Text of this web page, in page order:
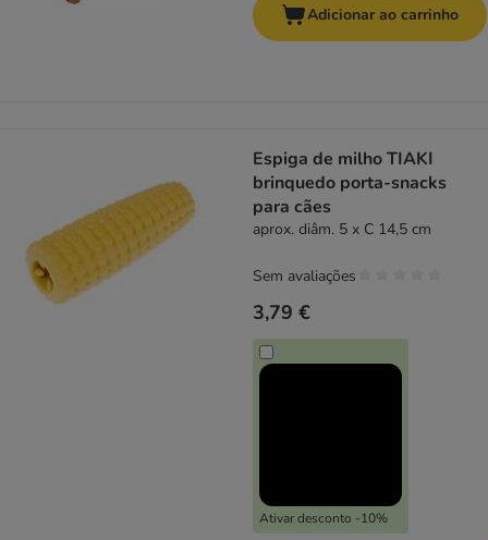
Adicionar ao carrinho
Espiga de milho TIAKI
brinquedo porta-snacks
para cães
aprox. diâm. 5 x C 14,5 cm
3,79 €
Ativar desconto -10%
Sem avaliações